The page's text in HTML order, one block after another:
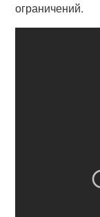
ограничений.